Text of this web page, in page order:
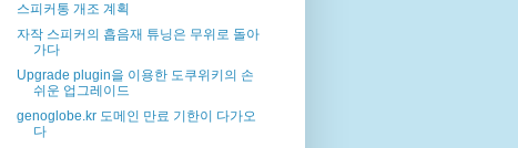
스피커통 개조 계획
자작 스피커의 흡음재 튜닝은 무위로 돌아
가다
Upgrade plugin을 이용한 도쿠위키의 손
쉬운 업그레이드
genoglobe.kr 도메인 만료 기한이 다가오
다